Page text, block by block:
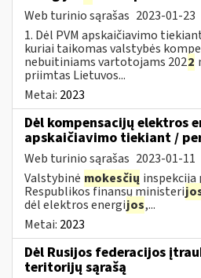
Web turinio sąrašas 2023-01-23
1. Dėl PVM apskaičiavimo
kuriai taikomas valstybės
nebuitiniams vartotojams 2022
priimtas Lietuvos...
Metai: 2023
Dėl kompensacijų elektros
apskaičiavimo tiekiant /
Web turinio sąrašas 2023-01-11
Valstybinė mokesčių inspekcija
Respublikos finansų ministeri
dėl elektros energijos,...
Metai: 2023
Dėl Rusijos federacijos
teritorijų sąrašą